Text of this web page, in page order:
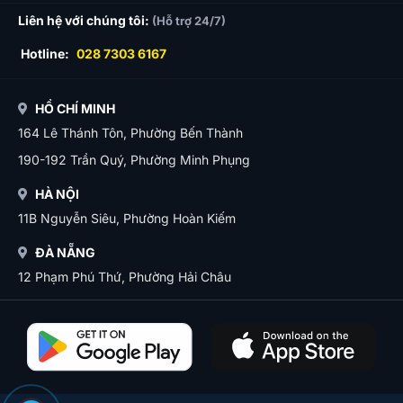
Liên hệ với chúng tôi: (Hỗ trợ 24/7)
Hotline: 028 7303 6167
HỒ CHÍ MINH
164 Lê Thánh Tôn, Phường Bến Thành
190-192 Trần Quý, Phường Minh Phụng
HÀ NỘI
11B Nguyễn Siêu, Phường Hoàn Kiếm
ĐÀ NẴNG
12 Phạm Phú Thứ, Phường Hải Châu